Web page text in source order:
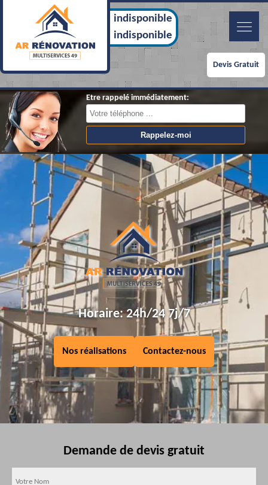
indisponible
indisponible
Devis Gratuit
Etre rappelé immédiatement:
Horaire: 24h/24 7j/7
Nos réalisations Contactez-nous
Demande de devis gratuit